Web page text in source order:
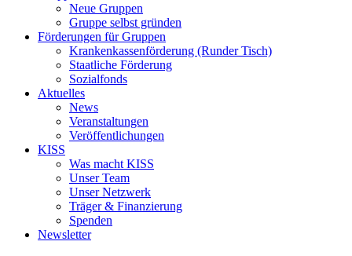
Neue Gruppen
Gruppe selbst gründen
Förderungen für Gruppen
Krankenkassenförderung (Runder Tisch)
Staatliche Förderung
Sozialfonds
Aktuelles
News
Veranstaltungen
Veröffentlichungen
KISS
Was macht KISS
Unser Team
Unser Netzwerk
Träger & Finanzierung
Spenden
Newsletter